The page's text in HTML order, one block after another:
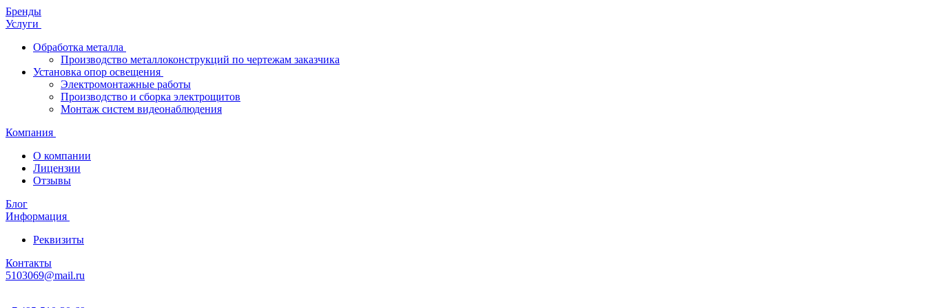
Бренды
Услуги
Обработка металла
Производство металлоконструкций по чертежам заказчика
Установка опор освещения
Электромонтажные работы
Производство и сборка электрощитов
Монтаж систем видеонаблюдения
Компания
О компании
Лицензии
Отзывы
Блог
Информация
Реквизиты
Контакты
5103069@mail.ru